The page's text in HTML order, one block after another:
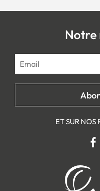
Notre
ET SUR NOS